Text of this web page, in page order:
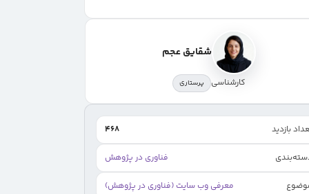
شقایق عجم
کارشناسی پرستاری
بازدید 468
فناوری در پژوهش
معرفی وب سایت (فناوری در پژوهش)